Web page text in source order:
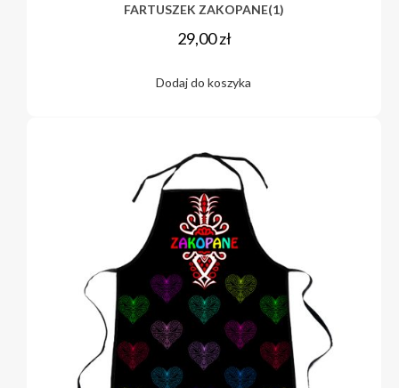
FARTUSZEK ZAKOPANE(1)
29,00zł
Dodaj do koszyka